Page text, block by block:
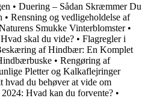
• Duering – Sådan Skræmmer Du
• Rensning og vedligeholdelse af
Smukke Vinterblomster•
skal du vide? • Flagregler i
af Hindbær: En Komplet
• Rengøring af
Pletter og Kalkaflejringer
hvad du behøver at vide om
Hvad kan du forvente? •